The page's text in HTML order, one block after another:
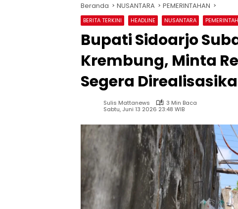
Beranda NUSANTARA PEMERINTAHAN
BERITA TERKINI HEADLINE NUSANTARA
Bupati Sidoarjo
Krembung, Minta
Segera
Sulis Mattanews
3 Min Baca
Sabtu, Juni 13 2026 23:48 WIB